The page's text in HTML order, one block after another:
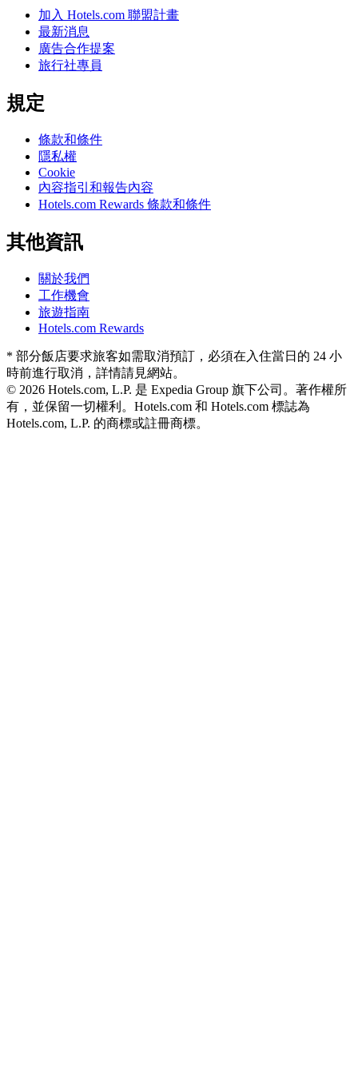
加入 Hotels.com 聯盟計畫
最新消息
廣告合作提案
旅行社專員
規定
條款和條件
隱私權
Cookie
內容指引和報告內容
Hotels.com Rewards 條款和條件
其他資訊
關於我們
工作機會
旅遊指南
Hotels.com Rewards
* 部分飯店要求旅客如需取消預訂，必須在入住當日的 24 小
時前進行取消，詳情請見網站。
© 2026 Hotels.com, L.P. 是 Expedia Group 旗下公司。著作權所
有，並保留一切權利。 Hotels.com 和 Hotels.com 標誌為
Hotels.com, L.P. 的商標或註冊商標。